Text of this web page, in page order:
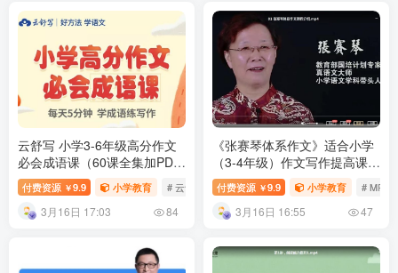
云舒写 小学3-6年级高分作文
必会成语课（60课全集加PDF
教案）小学高年级作文辅导课
程视频 百度网盘下载
付费资源 ￥9.9 小学教育 # 云舒写 # 作文辅导
3月16日 17:03 84
《张赛琴体系作文》适合小学
（3-4年级）作文写作提高课程
MP4视频文件25课完结 百度网
盘下载
付费资源 ￥9.9 小学教育 # MP4
3月16日 16:55 47